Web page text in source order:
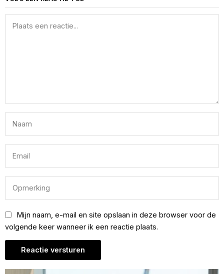
Mijn naam, e-mail en site opslaan in deze browser voor de
volgende keer wanneer ik een reactie plaats.